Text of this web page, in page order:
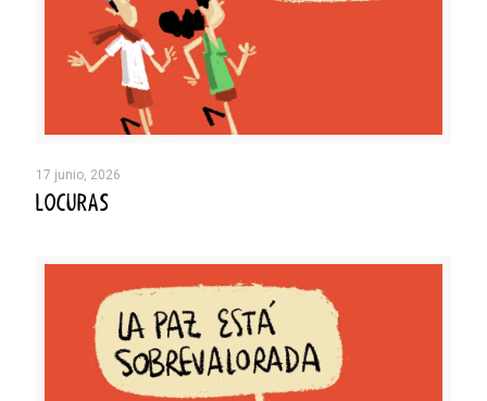
17 junio, 2026
LOCURAS